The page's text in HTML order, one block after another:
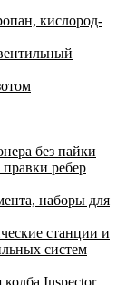
кислород-
без пайки
ребер
наборы для
станции и
систем